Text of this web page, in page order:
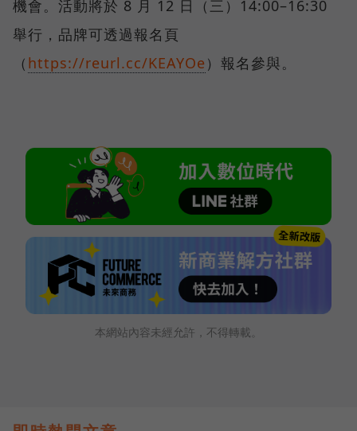
機會。活動將於 8 月 12 日（三）14:00–16:30
舉行，品牌可透過報名頁
（ https://reurl.cc/KEAYOe ）報名參與。
本網站內容未經允許，不得轉載。